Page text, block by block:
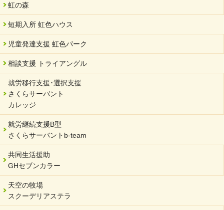
中学生向けのフリースクール「可茂自悠学舎」開設
2024/04/01
を開催しました。
2024/02/20
2024/02/02
岐阜県 ワーク・ライフ・バランス推進エクセレント企業認定
2024/01/15
令和6年能登半島地震被災者支援において
2023/12/29
年末年始のお知らせ
2023/12/18
北方支店・保護者交流会「収穫祭」
2023/11/08
オンラインショップを開設しました
虹の森
短期入所 虹色ハウス
児童発達支援 虹色パーク
相談支援 トライアングル
就労移行支援･選択支援
さくらサーバント
カレッジ
就労継続支援B型
さくらサーバントb-team
共同生活援助
GHセブンカラー
天空の牧場
スクーデリアステラ